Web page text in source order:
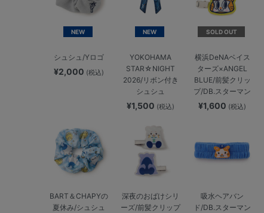
NEW
シュシュ/Yロゴ
¥2,000 (税込)
NEW
YOKOHAMA
STAR☆NIGHT
2026/リボン付き
シュシュ
¥1,500 (税込)
SOLD OUT
横浜DeNAベイス
ターズ×ANGEL
BLUE/前髪クリッ
プ/DB.スターマン
¥1,600 (税込)
BART＆CHAPYの
夏休み/シュシュ
深夜のおばけシリ
ーズ/前髪クリップ
吸水ヘアバン
ド/DB.スターマン